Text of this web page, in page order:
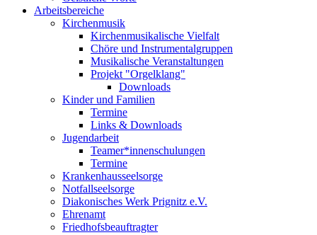
Arbeitsbereiche
Kirchenmusik
Kirchenmusikalische Vielfalt
Chöre und Instrumentalgruppen
Musikalische Veranstaltungen
Projekt "Orgelklang"
Downloads
Kinder und Familien
Termine
Links & Downloads
Jugendarbeit
Teamer*innenschulungen
Termine
Krankenhausseelsorge
Notfallseelsorge
Diakonisches Werk Prignitz e.V.
Ehrenamt
Friedhofsbeauftragter